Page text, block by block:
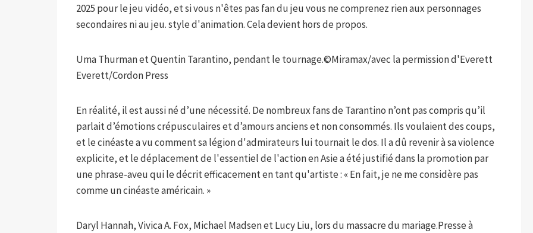
2025 pour le jeu vidéo, et si vous n'êtes pas fan du jeu vous ne comprenez rien aux personnages
secondaires ni au jeu. style d'animation. Cela devient hors de propos.
Uma Thurman et Quentin Tarantino, pendant le tournage.©Miramax/avec la permission d'Everett
Everett/Cordon Press
En réalité, il est aussi né d’une nécessité. De nombreux fans de Tarantino n’ont pas compris qu’il
parlait d’émotions crépusculaires et d’amours anciens et non consommés. Ils voulaient des coups,
et le cinéaste a vu comment sa légion d'admirateurs lui tournait le dos. Il a dû revenir à sa violence
explicite, et le déplacement de l'essentiel de l'action en Asie a été justifié dans la promotion par
une phrase-aveu qui le décrit efficacement en tant qu'artiste : « En fait, je ne me considère pas
comme un cinéaste américain. »
Daryl Hannah, Vivica A. Fox, Michael Madsen et Lucy Liu, lors du massacre du mariage.Presse à